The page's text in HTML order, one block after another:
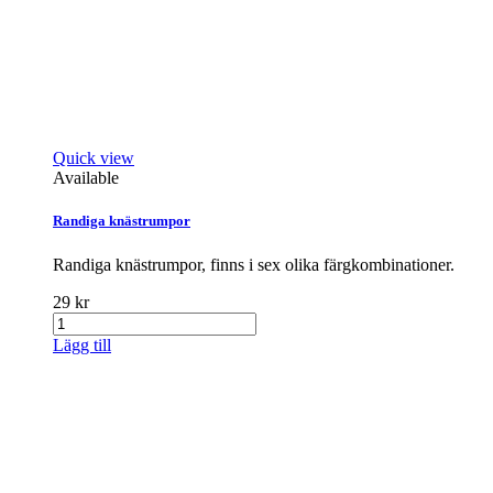
Quick view
Available
Randiga knästrumpor
Randiga knästrumpor, finns i sex olika färgkombinationer.
29 kr
Lägg till